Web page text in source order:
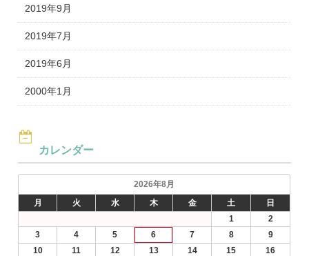
2019年9月
2019年7月
2019年6月
2000年1月
カレンダー
2026年8月
月
火 水 木 金 土 日
1
2
3
4 5 6 7 8
9
10
11 12 13 14 15
16